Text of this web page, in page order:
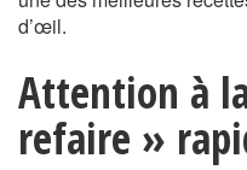
d’œil.
Attention à
refaire »